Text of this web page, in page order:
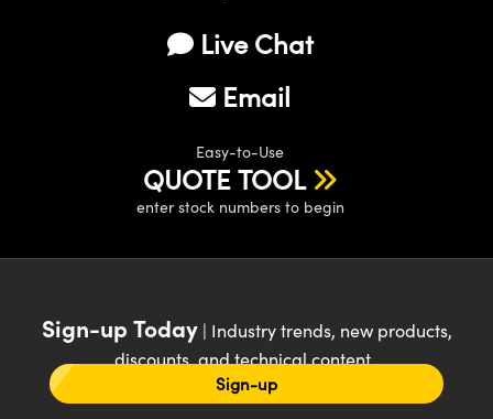
Live Chat
Email
Easy-to-Use
QUOTE TOOL
enter stock numbers to begin
Sign-up Today| Industry trends, new products,
discounts, and technical content
Sign-up